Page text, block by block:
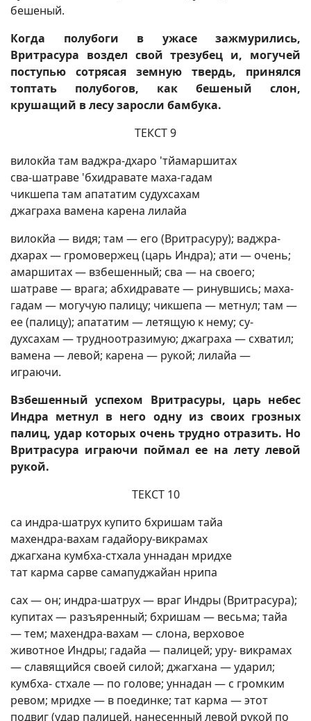
бешеный.
Когда полубоги в ужасе зажмурились,
Вритрасура воздел свой трезубец и, могучей
поступью сотрясая земную твердь, принялся
топтать полубогов, как бешеный слон,
крушащий в лесу заросли бамбука.
ТЕКСТ 9
вилокйа там ваджра-дхаро 'тйамаршитах
сва-шатраве 'бхидравате маха-гадам
чикшепа там апататим судухсахам
джаграха вамена карена лилайа
вилокйа — видя; там — его (Вритрасуру); ваджра-
дхарах — громовержец (царь Индра); ати — очень;
амаршитах — взбешенный; сва — на своего;
шатраве — врага; абхидравате — ринувшись; маха-
гадам — могучую палицу; чикшепа — метнул; там —
ее (палицу); апататим — летящую к нему; су-
духсахам — трудноотразимую; джаграха — схватил;
вамена — левой; карена — рукой; лилайа —
играючи.
Взбешенный успехом Вритрасуры, царь небес
Индра метнул в него одну из своих грозных
палиц, удар которых очень трудно отразить. Но
Вритрасура играючи поймал ее на лету левой
рукой.
ТЕКСТ 10
са индра-шатрух купито бхришам тайа
махендра-вахам гадайору-викрамах
джагхана кумбха-стхала уннадан мридхе
тат карма сарве самапуджайан нрипа
сах — он; индра-шатрух — враг Индры (Вритрасура);
купитах — разъяренный; бхришам — весьма; тайа
— тем; махендра-вахам — слона, верховое
животное Индры; гадайа — палицей; уру- викрамах
— славящийся своей силой; джагхана — ударил;
кумбха- стхале — по голове; уннадан — с громким
ревом; мридхе — в поединке; тат карма — этот
подвиг (удар палицей, нанесенный левой рукой по